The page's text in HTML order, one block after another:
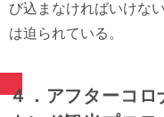
び込まなければいけな
は迫られている。
４．アフターコロ